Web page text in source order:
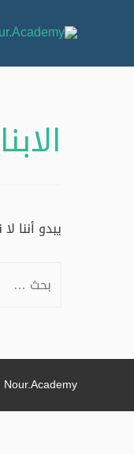
يبدو أننا
for:
Nour.Academy